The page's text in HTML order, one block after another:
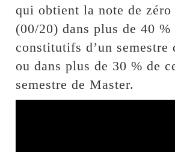
qui obtient la note de
(00/20) dans plus de 40 %
constitutifs d’un semestre
ou dans plus de 30 % de
semestre de Master.